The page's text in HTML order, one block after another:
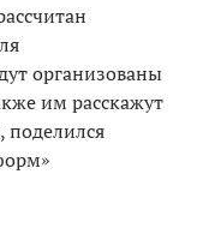
организованы
им расскажут